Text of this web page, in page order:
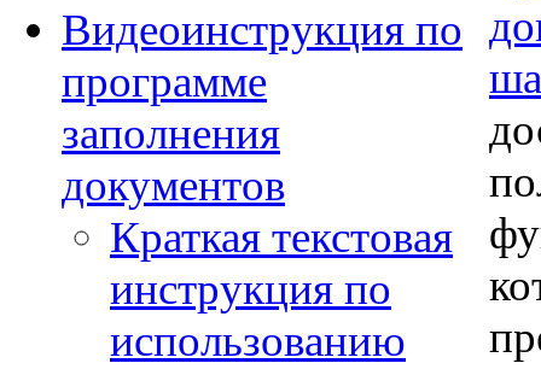
Видеоинструкция по
программе
заполнения
документов
Краткая текстовая
инструкция по
использованию